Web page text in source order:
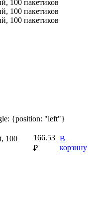
{position: "left"}
100
166.53
₽
В
корзину